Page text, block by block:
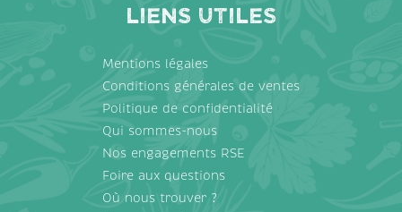
Liens utiles
Mentions légales
Conditions générales de ventes
Politique de confidentialité
Qui sommes-nous
Nos engagements RSE
Foire aux questions
Où nous trouver ?